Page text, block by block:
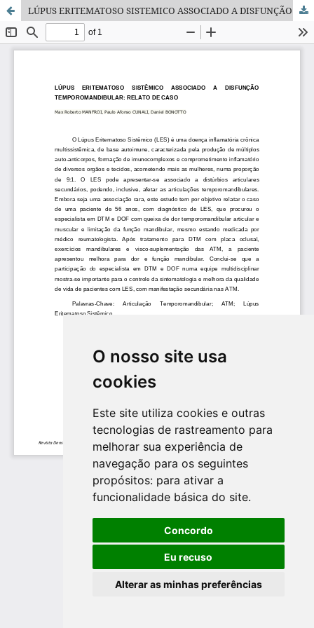
O nosso site usa
cookies
Este site utiliza cookies e outras
tecnologias de rastreamento para
melhorar sua experiência de
navegação para os seguintes
propósitos: para ativar a
funcionalidade básica do site.
Concordo
Eu recuso
Alterar as minhas preferências
LÚPUS ERITEMATOSO SISTEMICO ASSOCIADO A DISFUNÇÃO TEMPOROMANDIBULAR: RELATO DE CASO